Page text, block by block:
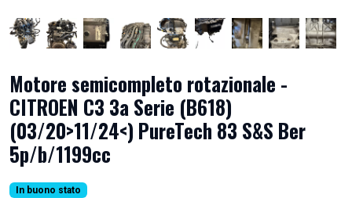
Motore semicompleto rotazionale -
CITROEN C3 3a Serie (B618)
(03/20>11/24<) PureTech 83 S&S Ber
5p/b/1199cc
In buono stato